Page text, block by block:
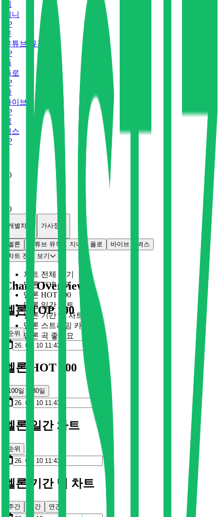
지니
P
유
유튜브 뮤직
P
플
플로
P
바
바이브
P
벅
벅스
P
0
0
개별차트 가사정보
멜론 유튜브 뮤직 지니 플로 바이브
벅스
차트 전체 보기
차트 전체 보기
멜론 TOP 100
멜론 HOT 100
멜론 일간 차트
멜론 기간 별 차트
멜론 스트리밍 카드
멜론 곡 좋아요
Chart Overview
멜론 TOP 100
순위
멜론 HOT 100
100일 30일
멜론 일간 차트
순위
멜론 기간 별 차트
주간 월간 연간